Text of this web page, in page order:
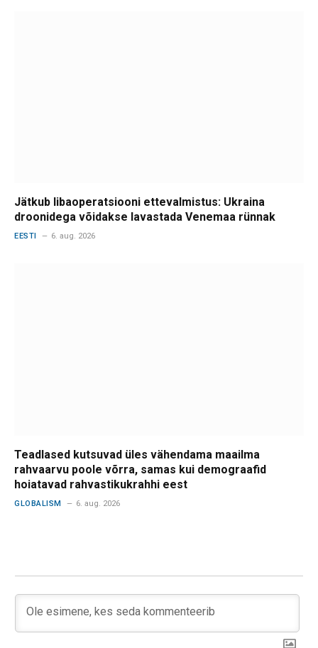
Jätkub libaoperatsiooni ettevalmistus: Ukraina
droonidega võidakse lavastada Venemaa rünnak
EESTI 6. aug. 2026
Teadlased kutsuvad üles vähendama maailma
rahvaarvu poole võrra, samas kui demograafid
hoiatavad rahvastikukrahhi eest
GLOBALISM 6. aug. 2026